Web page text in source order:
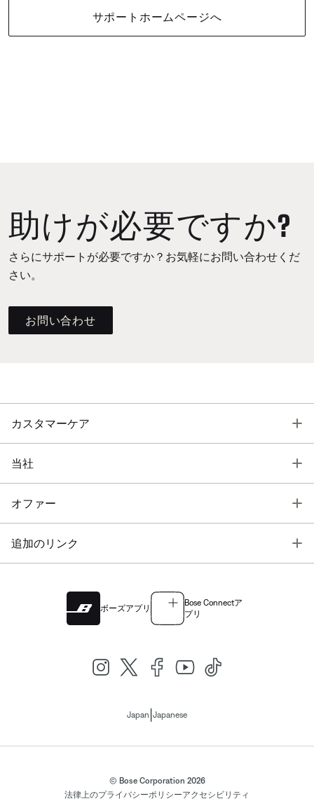
サポートホームページへ
助けが必要ですか?
さらにサポートが必要ですか？お気軽にお問い合わせくだ
さい。
お問い合わせ
カスタマーケア
当社
オファー
追加のリンク
ボーズアプリ
Bose Connectア
プリ
Japan Japanese
© Bose Corporation 2026
法律上のプライバシーポリシーアクセシビリティ